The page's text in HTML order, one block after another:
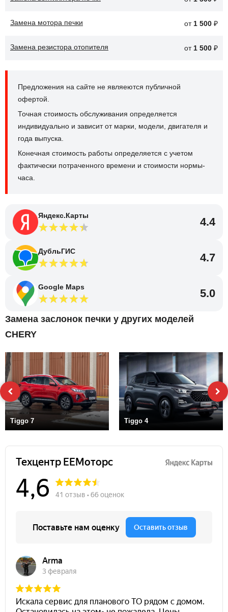
обеспечивать более точное распределение воздуха, что
Замена мотора печки от 1 500 ₽
Замена резистора отопителя от 1 500 ₽
Предложения на сайте не являеются публичной
офертой.
Точная стоимость обслуживания определяется
индивидуально и зависит от марки, модели, двигателя и
года выпуска.
Конечная стоимость работы определяется с учетом
фактически потраченного времени и стоимости нормы-
часа.
Яндекс.Карты 4.4
ДубльГИС 4.7
Google Maps 5.0
Замена заслонок печки у других моделей
CHERY
Tiggo 7 Tiggo 4